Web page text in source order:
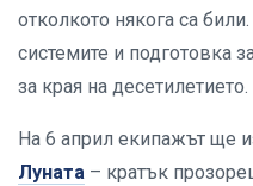
отколкото някога са
системите и подготовка
за края на десетилетието.
На 6 април екипажът ще
Луната – кратък